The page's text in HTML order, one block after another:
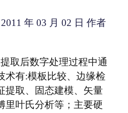
2011 年 03 月 02 日 作者
取后数字处理过程中通
术有:模板比较、边缘检
提取、固态建模、矢量
里叶氏分析等；主要硬